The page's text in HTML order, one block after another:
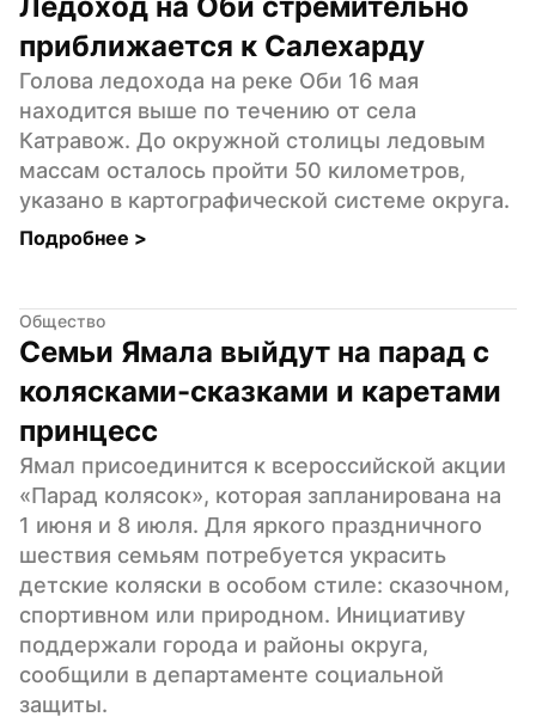
приближается к Салехарду
Голова ледохода на реке Оби 16 мая
находится выше по течению от села
Катравож. До окружной столицы ледовым
массам осталось пройти 50 километров,
указано в картографической системе округа.
Подробнее >
Общество
Семьи Ямала выйдут на парад с
колясками-сказками и каретами
принцесс
Ямал присоединится к всероссийской акции
«Парад колясок», которая запланирована на
1 июня и 8 июля. Для яркого праздничного
шествия семьям потребуется украсить
детские коляски в особом стиле: сказочном,
спортивном или природном. Инициативу
поддержали города и районы округа,
сообщили в департаменте социальной
защиты.